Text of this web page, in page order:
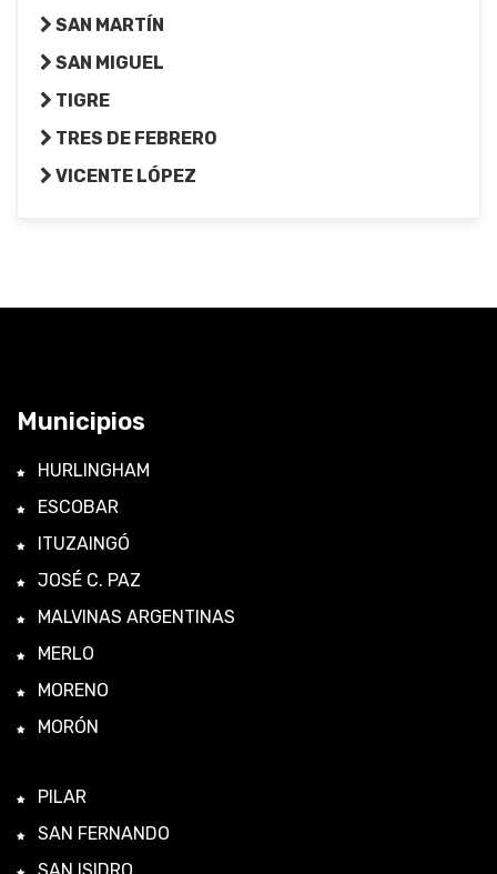
SAN MARTÍN
SAN MIGUEL
TIGRE
TRES DE FEBRERO
VICENTE LÓPEZ
Municipios
HURLINGHAM
ESCOBAR
ITUZAINGÓ
JOSÉ C. PAZ
MALVINAS ARGENTINAS
MERLO
MORENO
MORÓN
PILAR
SAN FERNANDO